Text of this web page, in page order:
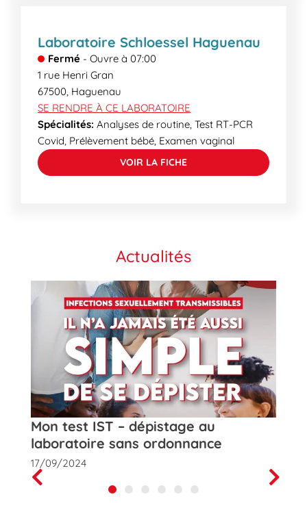
Laboratoire Schloessel Haguenau
Fermé - Ouvre à 07:00
1 rue Henri Gran
67500, Haguenau
SE RENDRE À CE LABORATOIRE
Spécialités: Analyses de routine, Test RT-PCR
Covid, Prélèvement bébé, Examen vaginal
VOIR LA FICHE
Actualités
Mon test IST – dépistage au
laboratoire sans ordonnance
17/09/2024
Prev
Next